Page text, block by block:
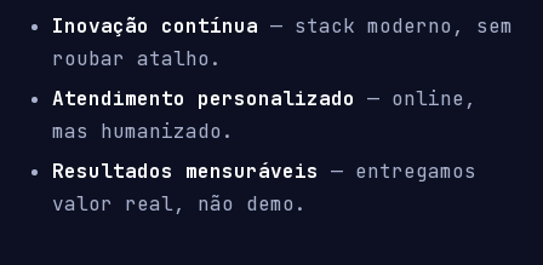
Inovação contínua — stack moderno, sem
roubar atalho.
Atendimento personalizado — online,
mas humanizado.
Resultados mensuráveis — entregamos
valor real, não demo.